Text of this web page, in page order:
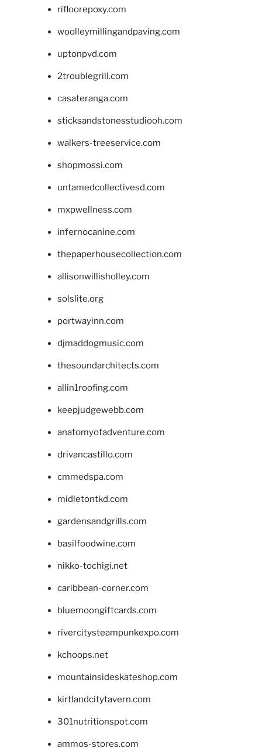
rifloorepoxy.com
woolleymillingandpaving.com
uptonpvd.com
2troublegrill.com
casateranga.com
sticksandstonesstudiooh.com
walkers-treeservice.com
shopmossi.com
untamedcollectivesd.com
mxpwellness.com
infernocanine.com
thepaperhousecollection.com
allisonwillisholley.com
solslite.org
portwayinn.com
djmaddogmusic.com
thesoundarchitects.com
allin1roofing.com
keepjudgewebb.com
anatomyofadventure.com
drivancastillo.com
cmmedspa.com
midletontkd.com
gardensandgrills.com
basilfoodwine.com
nikko-tochigi.net
caribbean-corner.com
bluemoongiftcards.com
rivercitysteampunkexpo.com
kchoops.net
mountainsideskateshop.com
kirtlandcitytavern.com
301nutritionspot.com
ammos-stores.com